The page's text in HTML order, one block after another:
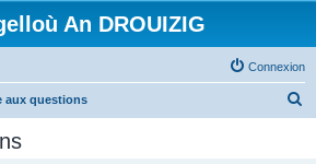
An DROUIZIG
Connexion
aux questions